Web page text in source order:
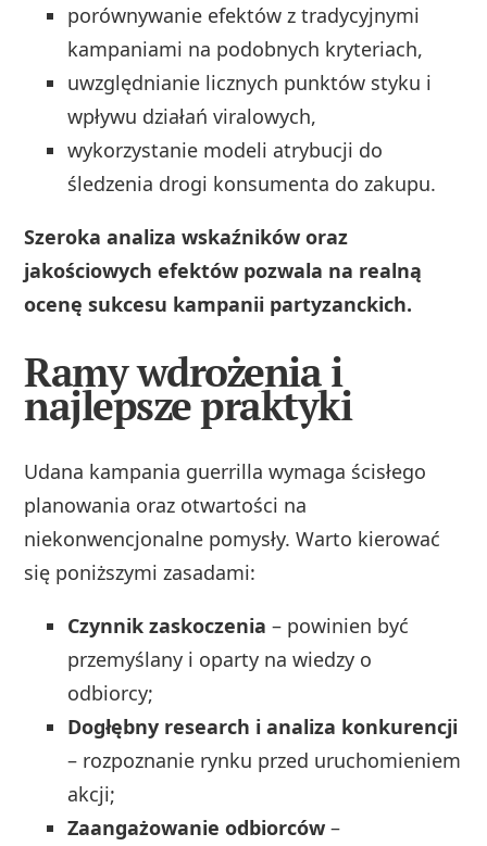
porównywanie efektów z tradycyjnymi
kampaniami na podobnych kryteriach,
uwzględnianie licznych punktów styku i
wpływu działań viralowych,
wykorzystanie modeli atrybucji do
śledzenia drogi konsumenta do zakupu.
Szeroka analiza wskaźników oraz
jakościowych efektów pozwala na realną
ocenę sukcesu kampanii partyzanckich.
Ramy wdrożenia i
najlepsze praktyki
Udana kampania guerrilla wymaga ścisłego
planowania oraz otwartości na
niekonwencjonalne pomysły. Warto kierować
się poniższymi zasadami:
Czynnik zaskoczenia – powinien być
przemyślany i oparty na wiedzy o
odbiorcy;
Dogłębny research i analiza konkurencji
– rozpoznanie rynku przed uruchomieniem
akcji;
Zaangażowanie odbiorców –